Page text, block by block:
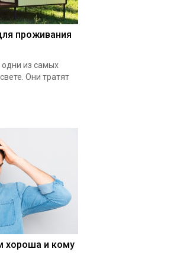
проживания
из самых
Они тратят
хороша и кому